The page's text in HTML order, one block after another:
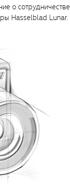
о сотрудничестве
Hasselblad Lunar.